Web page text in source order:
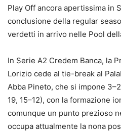
Play Off ancora apertissima in
conclusione della regular
verdetti in arrivo nelle Pool
In Serie A2 Credem Banca, la
Lorizio cede al tie-break al
Abba Pineto, che si impone
19, 15–12), con la formazione
comunque un punto prezioso
occupa attualmente la nona